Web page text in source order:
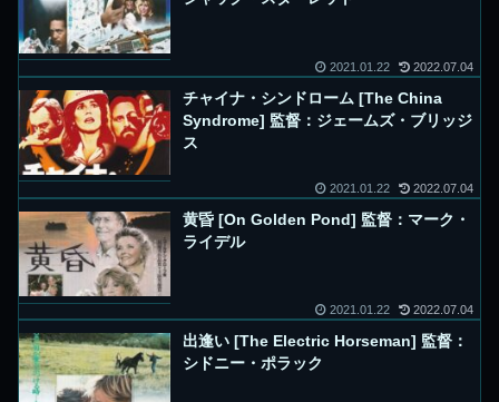
2021.01.22 2022.07.04
チャイナ・シンドローム [The China
Syndrome] 監督：ジェームズ・ブリッジ
ス
2021.01.22 2022.07.04
黄昏 [On Golden Pond] 監督：マーク・
ライデル
2021.01.22 2022.07.04
出逢い [The Electric Horseman] 監督：
シドニー・ポラック